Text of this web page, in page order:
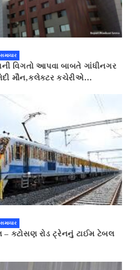
વિગતો આપવા બાબતે ગાંધીનગર
મૌન,કલેક્ટર કચેરીએ
– કટોસણ રોડ ટ્રેનનું ટાઈમ ટેબલ